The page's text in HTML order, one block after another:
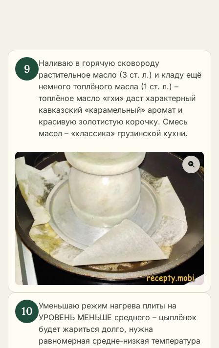
Наливаю в горячую сковороду
растительное масло (3 ст. л.) и кладу ещё
немного топлёного масла (1 ст. л.) –
топлёное масло «гхи» даст характерный
кавказский «карамельный» аромат и
красивую золотистую корочку. Смесь
масел – «классика» грузинской кухни.
Уменьшаю режим нагрева плиты на
УРОВЕНЬ МЕНЬШЕ среднего – цыплёнок
будет жариться долго, нужна
равномерная средне-низкая температура